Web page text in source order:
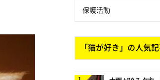
保護活動
「猫が好き」の人気